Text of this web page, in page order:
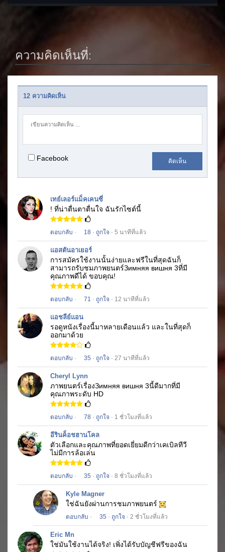
ความคิดเห็นที่:
12 ความคิดเห็น
Facebook คิดเห็น
เทย์เลอร์แม็คเคนซี่
! ที่น่าตื่นตาตื่นใจ ฉันรักไซต์นี้
ตอบกลับ · 18 · ถูกใจ · 5 นาทีที่แล้ว
แอสตันอาเยอร์
การสมัครใช้งานนั้นง่ายและฟรีในที่สุดฉันก็
สามารถรับชมภาพยนตร์Зимняя вишня 3ที่มี
คุณภาพดีได้ ขอบคุณ!
ตอบกลับ · 71 · ถูกใจ · 12 นาทีที่แล้ว
แอชลีย์แอน
รอดูหนังเรื่องนี้มาหลายเดือนแล้ว และในที่สุดก็
ออกมาด้วย
ตอบกลับ · 35 · ถูกใจ · 27 นาทีที่แล้ว
Cheryl Lynn
ภาพยนตร์เรื่องЗимняя вишня 3นี้ดีมากที่มี
คุณภาพระดับ HD
ตอบกลับ · 78 · ถูกใจ · 1 ชั่วโมงที่แล้ว
อีรินค็อชฮานโคล
ตัวเลือกและคุณภาพที่ยอดเยี่ยมดีกว่าเคเบิลทีวี
ไม่มีการล้อเล่น
ตอบกลับ · 35 · ถูกใจ · 8 ชั่วโมงที่แล้ว
Kyle Magner
ใช่ฉันยังผ่านการชมภาพยนตร์
ตอบกลับ · 35 · ถูกใจ · 2 ชั่วโมงที่แล้ว
Eric Mn
ใช่มันใช้งานได้จริง! เพิ่งได้รับบัญชีฟรีของฉัน